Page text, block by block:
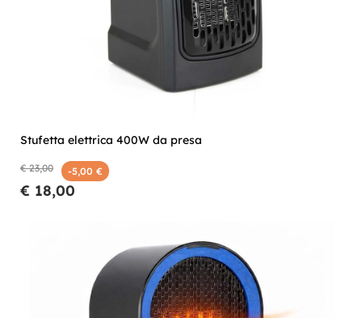
Stufetta elettrica 400W da presa
€ 23,00 -5,00 €
€ 18,00